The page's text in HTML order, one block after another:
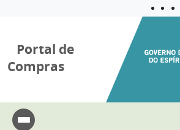
Portal de
Compras